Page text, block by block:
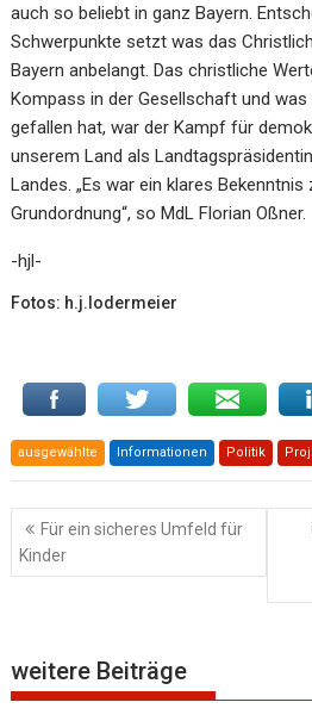
auch so beliebt in ganz Bayern.
Schwerpunkte setzt was das
Bayern anbelangt. Das christliche
Kompass in der Gesellschaft und
gefallen hat, war der Kampf für
unserem Land als
Landes. „Es war ein klares
Grundordnung“, so MdL Florian Oßner.
-hjl-
Fotos: h.j.lodermeier
ausgewählte Informationen Politik
Beitragsnavigation
Für ein sicheres Umfeld für
Kinder
weitere Beiträge